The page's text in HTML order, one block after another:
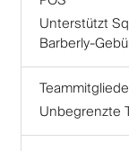
Unterstützt
Barberly-
Unbegrenzte